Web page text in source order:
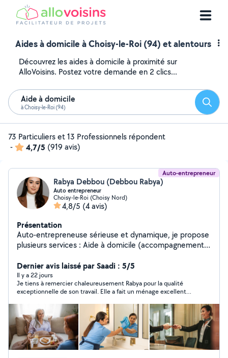
Aides à domicile à Choisy-le-Roi (94) et alentours
Découvrez les aides à domicile à proximité sur
AlloVoisins. Postez votre demande en 2 clics...
Aide à domicile
à Choisy-le-Roi (94)
73 Particuliers et 13 Professionnels répondent
-
4,7/5 (919 avis)
Auto-entrepreneur
Rabya Debbou (Debbou Rabya)
Auto entrepreneur
Choisy-le-Roi (Choisy Nord)
4,8/5 (4 avis)
Présentation
Auto-entrepreneuse sérieuse et dynamique, je propose
plusieurs services : Aide à domicile (accompagnement
entretien complet du logement (cuisine, salle de bain,
repassage, rangement) Hôtesse d'accueil pour
événements, salons et entreprises Ponctuelle,
organisée et professionnelle, je m'adapte aux besoins
de chaque client afin d'offrir un service de qualité.
Disponible en semaine et week-end. Contactez-moi
pour toute demande d'information ou devis.
Dernier avis laissé par Saadi : 5/5
Il y a 22 jours
Je tiens à remercier chaleureusement Rabya pour la qualité
exceptionnelle de son travail. Elle a fait un ménage excellent
été oubliés. Rabya est professionnelle, efficace et très
agréable. Je recommande vivement ses services et je ferai de
nouveau appel à elle sans hésiter !